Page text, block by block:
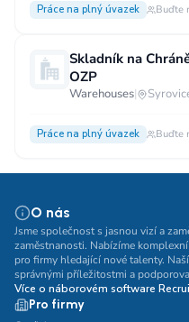
Práce na plný úvazek Buďte
Skladník na
OZP
Warehouses|
Práce na plný úvazek Buďte
O nás
Jsme společnost s jasnou vizí a
zaměstnanosti. Nabízíme
pro firmy hledající nové talenty.
správnými příležitostmi a
Více o náborovém software
Pro firmy